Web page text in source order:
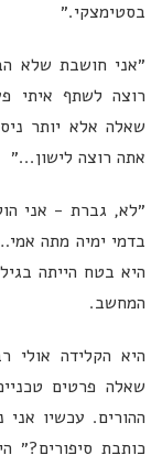
בסטימצקי.״
״אני חושבת שלא
רוצה לשתף איתי
שאלה אלא יותר
אתה רוצה לישון...״
״לא, גברת - אני
בדמי ימיה מתה
היא בטח הייתה
המחשב.
היא הקלידה אולי
שאלה פרטים
ההורים. עכשיו
כותבת